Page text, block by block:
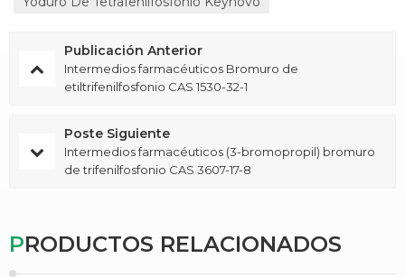
Publicación Anterior
Intermedios farmacéuticos Bromuro de
etiltrifenilfosfonio CAS 1530-32-1
Poste Siguiente
Intermedios farmacéuticos (3-bromopropil) bromuro
de trifenilfosfonio CAS 3607-17-8
PRODUCTOS RELACIONADOS